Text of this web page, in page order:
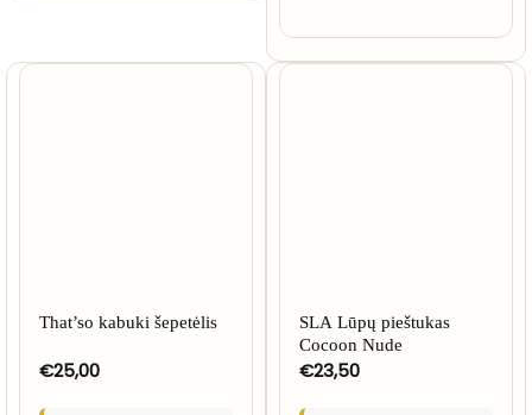
That’so kabuki šepetėlis
€25,00
SLA Lūpų pieštukas
Cocoon Nude
€23,50